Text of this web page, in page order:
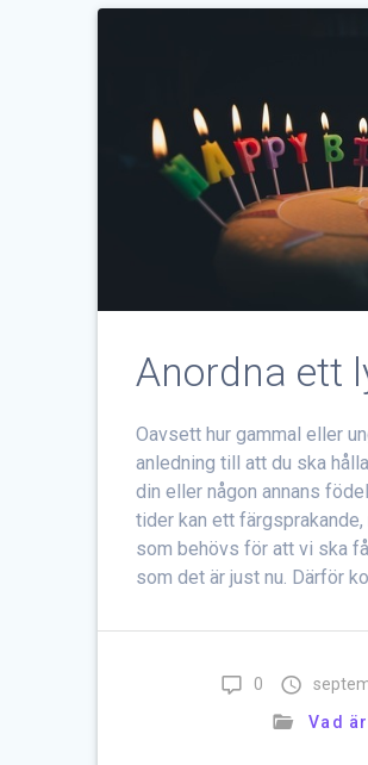
Anordna ett
Oavsett hur gammal eller
anledning till att du ska
din eller någon annans
tider kan ett
som behövs för att vi ska
som det är just nu. Därför
0
Vad